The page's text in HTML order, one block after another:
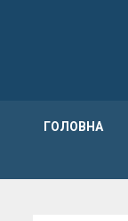
ГОЛОВНА